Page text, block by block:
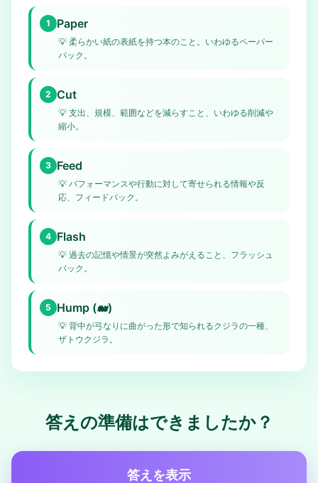
1 Paper
💡 柔らかい紙の表紙を持つ本のこと。いわゆるペーパー
バック。
2 Cut
💡 支出、規模、範囲などを減らすこと、いわゆる削減や
縮小。
3 Feed
💡 パフォーマンスや行動に対して寄せられる情報や反
応、フィードバック。
4 Flash
💡 過去の記憶や情景が突然よみがえること、フラッシュ
バック。
5 Hump (🐋)
💡 背中が弓なりに曲がった形で知られるクジラの一種、
ザトウクジラ。
答えの準備はできましたか？
答えを表示